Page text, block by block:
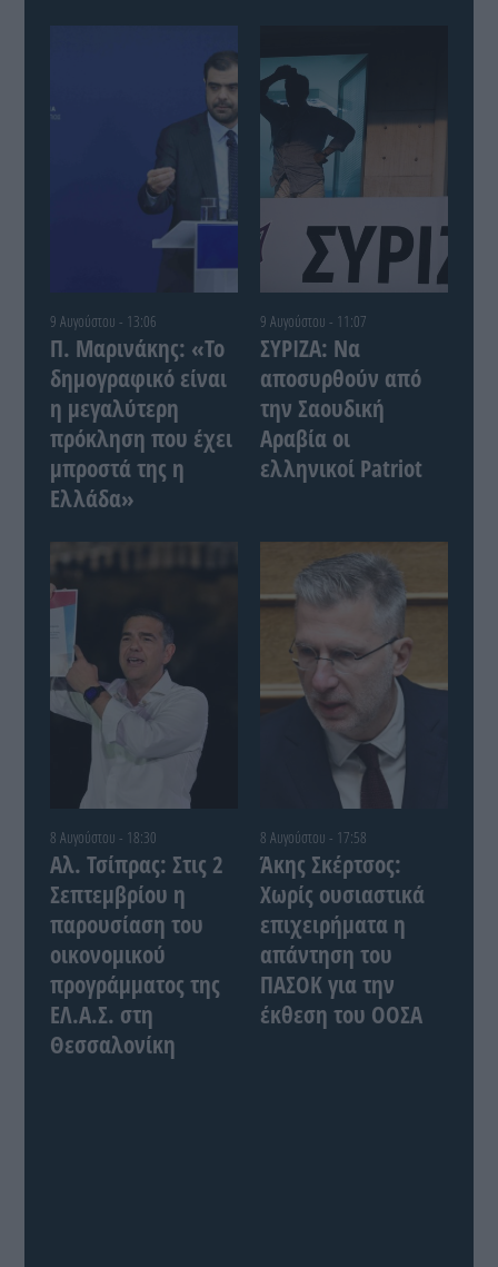
9 Αυγούστου - 13:06
Π. Μαρινάκης: «Το
δημογραφικό είναι
η μεγαλύτερη
πρόκληση που έχει
μπροστά της η
Ελλάδα»
9 Αυγούστου - 11:07
ΣΥΡΙΖΑ: Να
αποσυρθούν από
την Σαουδική
Αραβία οι
ελληνικοί Patriot
8 Αυγούστου - 18:30
Αλ. Τσίπρας: Στις 2
Σεπτεμβρίου η
παρουσίαση του
οικονομικού
προγράμματος της
ΕΛ.Α.Σ. στη
Θεσσαλονίκη
8 Αυγούστου - 17:58
Άκης Σκέρτσος:
Χωρίς ουσιαστικά
επιχειρήματα η
απάντηση του
ΠΑΣΟΚ για την
έκθεση του ΟΟΣΑ